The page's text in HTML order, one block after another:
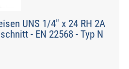
UNS 1/4" x 24 RH 2A
- EN 22568 - Typ N